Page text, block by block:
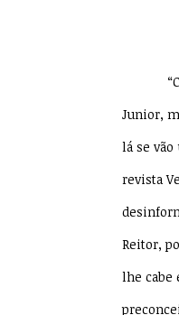
Junior,
lá se vão
revista
Reitor,
lhe cabe